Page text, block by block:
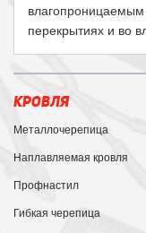
перекрытиях и во
КРОВЛЯ
Металлочерепица
Наплавляемая кровля
Профнастил
Гибкая черепица